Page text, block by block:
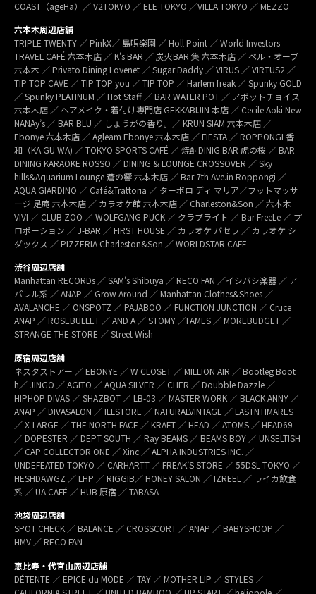
COAST（ageHa）／ V2TOKYO ／ ELE TOKYO ／VILLA TOKYO ／ MEZZO
六本木周辺店舗
TRIPLE TWENTY ／ PinkX／ 島唄楽園 ／ Holl Point ／ World Investors
TRAVEL CAFÉ 六本木店 ／ K’s BAR ／ 炭火BAR 集 六本木店 ／ ベル・オーブ
六本木 ／ Privato Dining Lovenet ／ Sugar Daddy ／ VIRUS ／ VIRTUS2 ／
TIP TOP CAVE ／ TIP TOP you ／ TIP TOP ／ Harlem freak ／ Spunky GOLD
／ Spunky PLATINUM ／ Hot Staff ／ BAR WATER POT ／ アボットチョイス
六本木店 ／ ヘアメイク・着付け専門店 GEKKABIJIN 本店 ／ Cecile Aoki New
NANAy’s ／ BAR BLU ／ しょうがの香り。／ KRUN SIAM 六本木店 ／
Ebonye 六本木店 ／ Agleam Ebonye 六本木店 ／ FIESTA ／ ROPPONGI 香
和（KA GU WA) ／ TOKYO SPORTS CAFÉ ／ 焼酎DINIG BAR 虎の桜 ／ BAR
DINING KARAOKE ROSSO ／ DINING & LOUNGE CROSSOVER ／ Sky
hills&Aquarium Lounge 蒼の響 六本木店 ／ Bar 7th Ave.in Roppongi ／
AQUA GIARDINO ／ Café&Trattoria ／ ターボロ ディ マリア／フットマッサ
ージ 足庵 六本木店 ／ カラオケ館 六本木店 ／ Charleston&Son ／ 六本木
VIVI ／ CLUB ZOO ／ WOLFGANG PUCK ／ クラブライト ／ Bar FreeLe ／ プ
ロポーション ／ J-BAR ／ FIRST HOUSE ／ カラオケ パセラ ／ カラオケ シ
ダックス ／ PIZZERIA Charleston&Son ／ WORLDSTAR CAFE
渋谷周辺店舗
Manhattan RECORDs ／ SAM’s Shibuya ／ RECO FAN ／イシバシ楽器 ／ ア
パレル系 ／ ANAP ／ Grow Around ／ Manhattan Clothes&Shoes ／
AVALANCHE ／ ONSPOTZ ／ PAJABOO ／ FUNCTION JUNCTION ／ Cruce
ANAP ／ ROSEBULLET ／ AND A ／ STOMY ／FAMES ／ MOREBUDGET ／
STRANGE THE STORE ／ Street Wish
原宿周辺店舗
ネスタストアー ／ EBONYE ／ W CLOSET ／ MILLION AIR ／ Bootleg Boot
h／ JINGO ／ AGITO ／ AQUA SILVER ／ CHER ／ Doubble Dazzle ／
HIPHOP DIVAS ／ SHAZBOT ／ LB-03 ／ MASTER WORK ／ BLACK ANNY ／
ANAP ／ DIVASALON ／ ILLSTORE ／ NATURALVINTAGE ／ LASTNTIMARES
／ X-LARGE ／ THE NORTH FACE ／ KRAFT ／ HEAD ／ ATOMS ／ HEAD69
／ DOPESTER ／ DEPT SOUTH ／ Ray BEAMS ／ BEAMS BOY ／ UNSELTISH
／ CAP COLLECTOR ONE ／ Xinc ／ ALPHA INDUSTRIES INC. ／
UNDEFEATED TOKYO ／ CARHARTT ／ FREAK’S STORE ／ 55DSL TOKYO ／
HESHDAWGZ ／ LHP ／ RIGGIB／ HONEY SALON ／ IZREEL ／ ライカ飲食
系 ／ UA CAFÉ ／ HUB 原宿 ／ TABASA
池袋周辺店舗
SPOT CHECK ／ BALANCE ／ CROSSCORT ／ ANAP ／ BABYSHOOP ／
HMV ／ RECO FAN
恵比寿・代官山周辺店舗
DÉTENTE ／ EPICE du MODE ／ TAY ／ MOTHER LIP ／ STYLES ／